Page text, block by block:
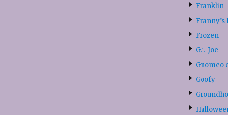
Franklin
Franny’s
Frozen
G.i.-Joe
Gnomeo
Goofy